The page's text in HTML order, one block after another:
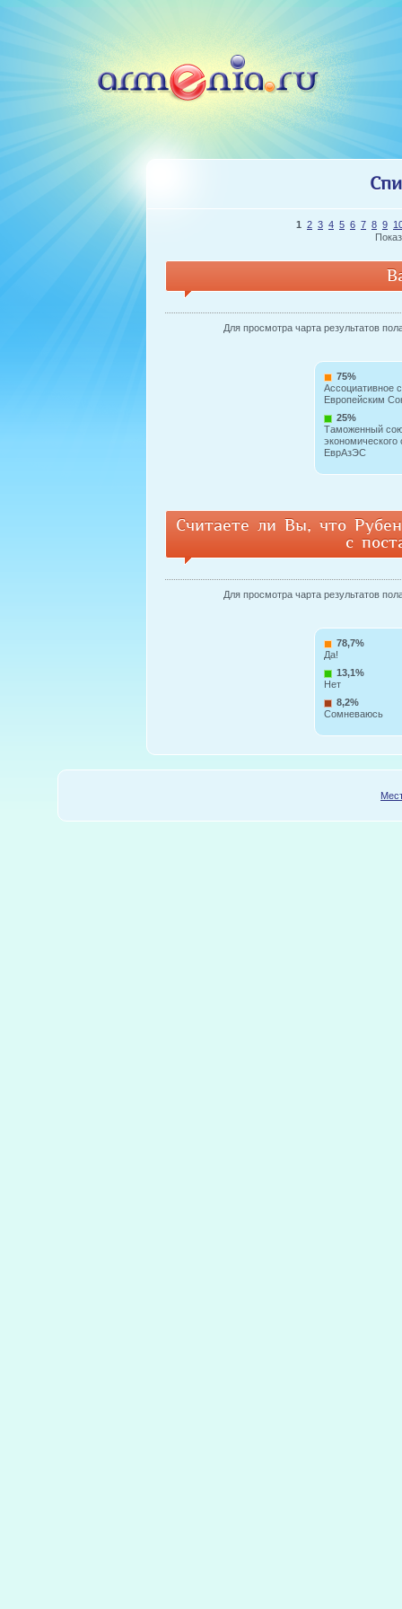
1 2 3 4 5 6 7 8 9
Для просмотра чарта результатов
75%
Ассоциативное
Европейским
25%
Таможенный
ЕврАзЭС
Считаете ли Вы, что
с
Для просмотра чарта результатов
78,7%
Да!
13,1%
Нет
8,2%
Сомневаюсь